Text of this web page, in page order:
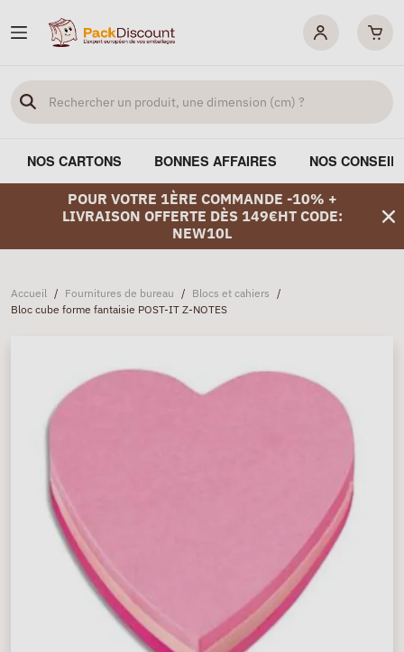
NOS CARTONS BONNES AFFAIRES NOS
POUR VOTRE 1ÈRE COMMANDE -10% +
LIVRAISON OFFERTE DÈS 149€HT CODE:
NEW10L
Accueil / Fournitures de bureau / Blocs et cahiers /
Bloc cube forme fantaisie POST-IT Z-NOTES